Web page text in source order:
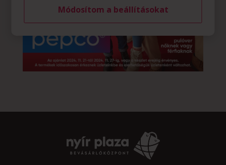
Módosítom a beállításokat